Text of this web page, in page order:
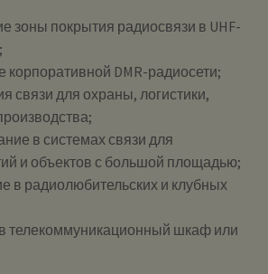
зоны покрытия радиосвязи в UHF-
корпоративной DMR-радиосети;
связи для охраны, логистики,
в системах связи для
и объектов с большой площадью;
в радиолюбительских и клубных
телекоммуникационный шкаф или